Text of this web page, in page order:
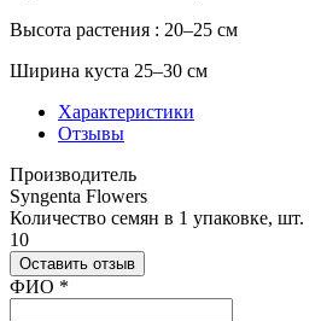
Высота растения : 20–25 см
Ширина куста 25–30 см
Характеристики
Отзывы
Производитель
Syngenta Flowers
Количество семян в 1 упаковке, шт.
10
Оставить отзыв
Ваш отзыв был отправлен!
ФИО *